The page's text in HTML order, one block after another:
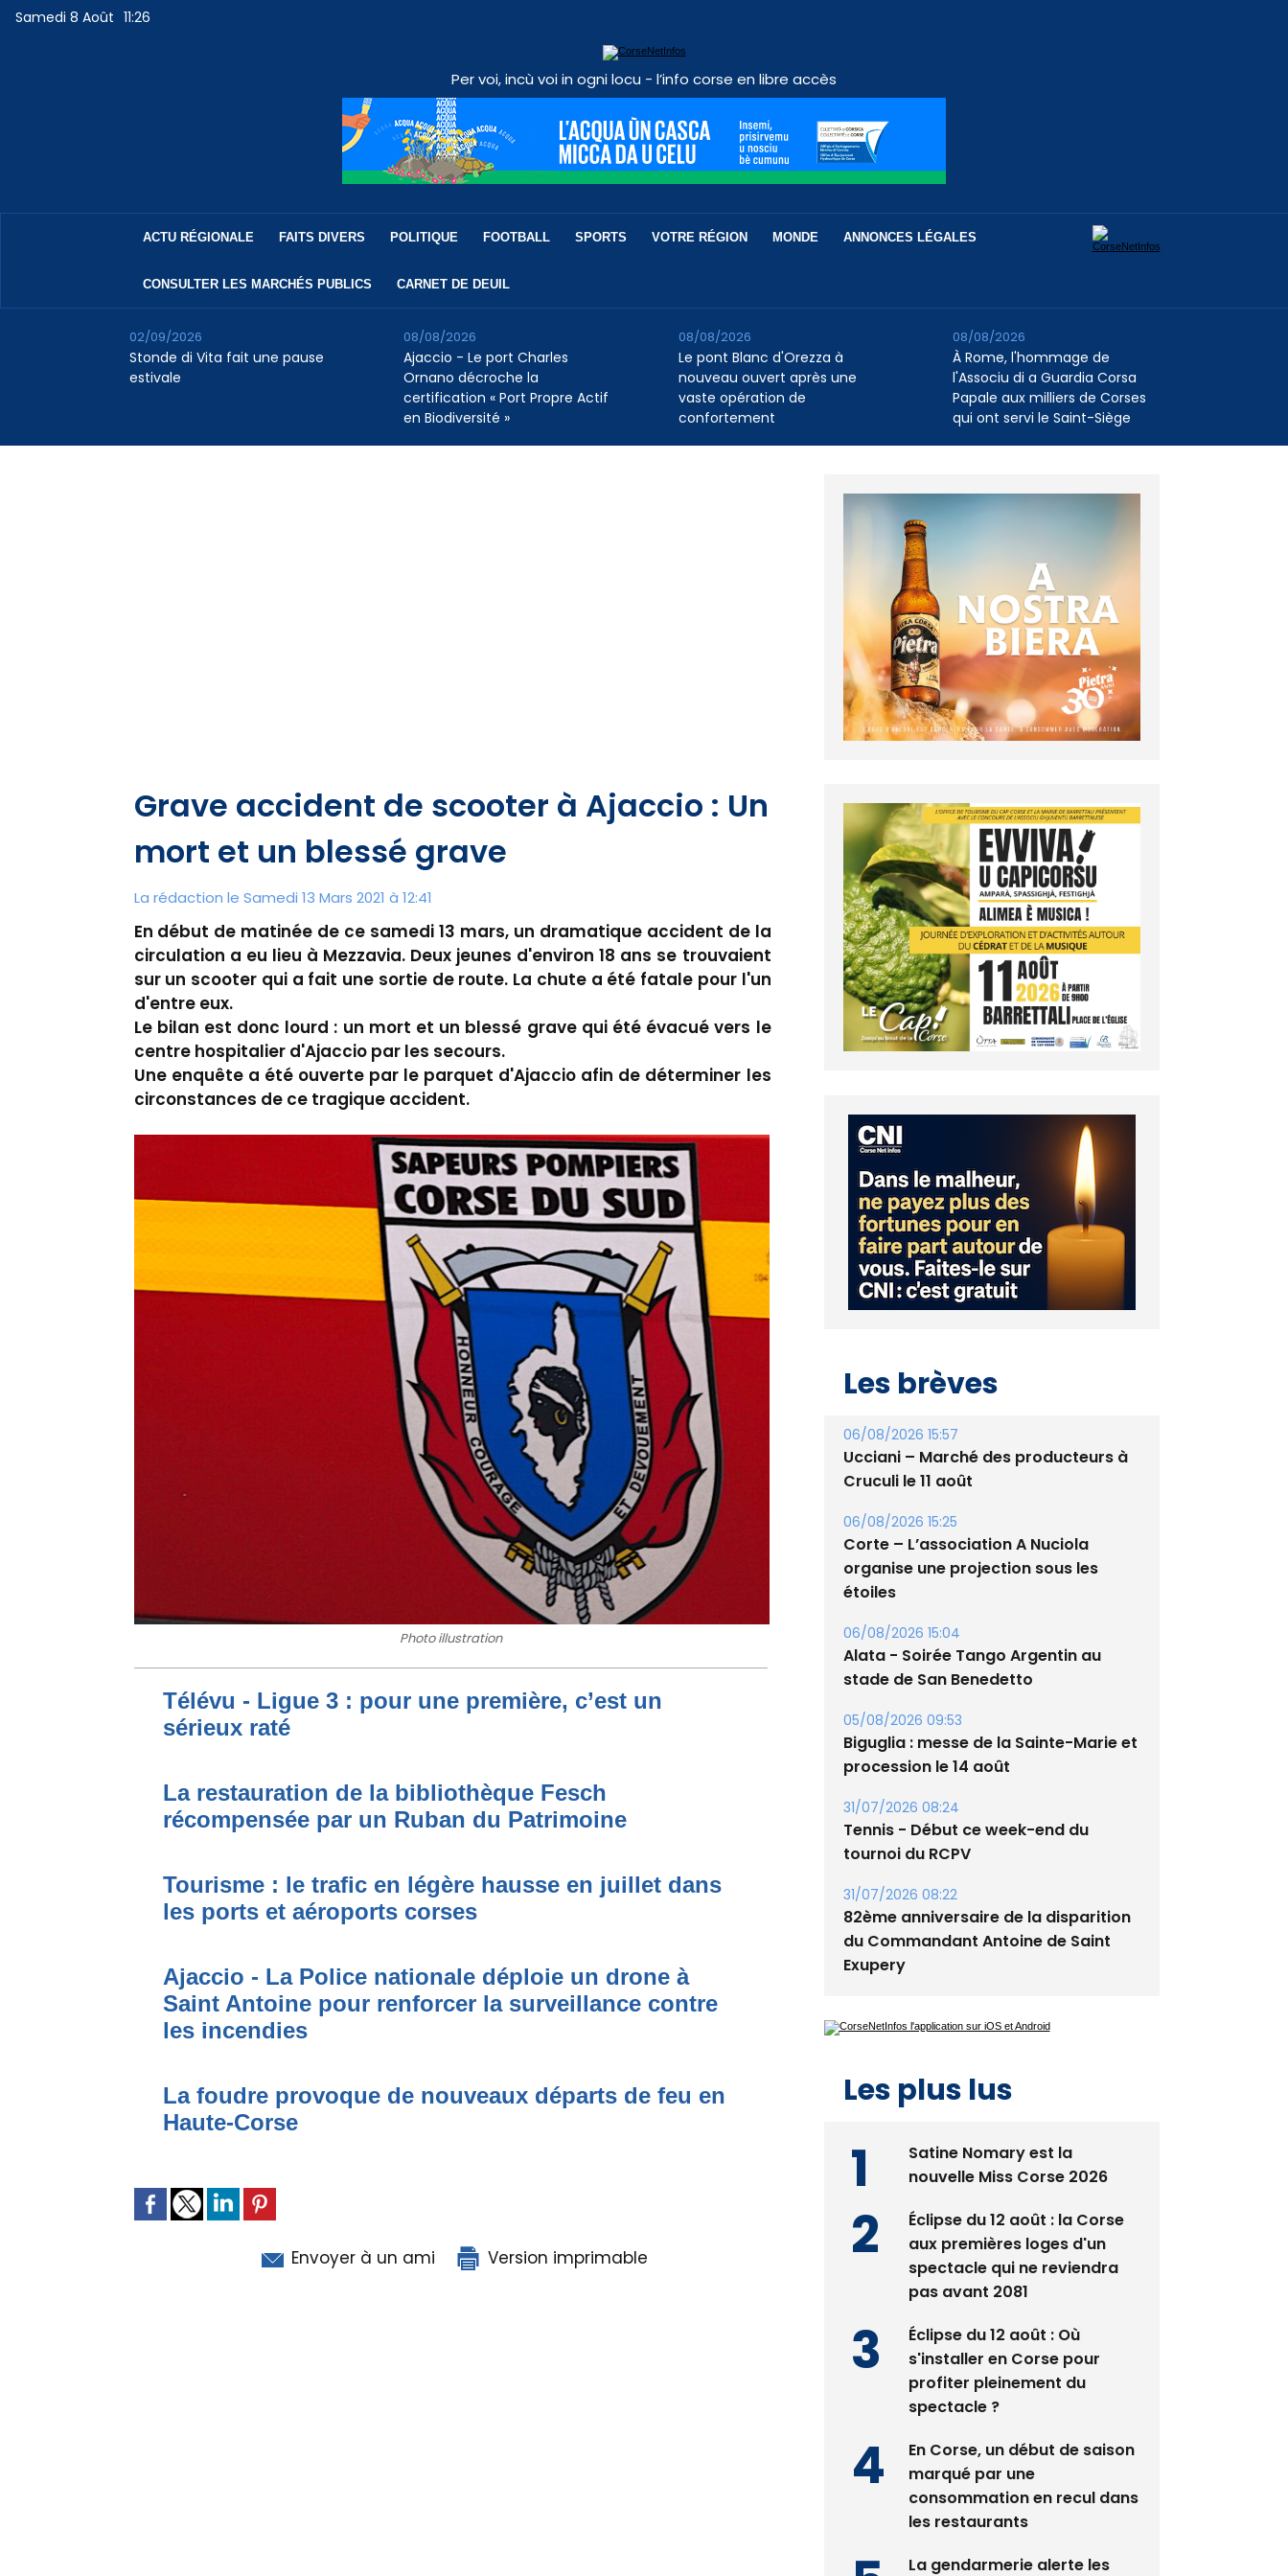
Samedi 8 Août 11:26
Per voi, incù voi in ogni locu - l’info corse en libre accès
ACTU RÉGIONALE FAITS DIVERS POLITIQUE FOOTBALL SPORTS VOTRE RÉGION MONDE ANNONCES LÉGALES
CONSULTER LES MARCHÉS PUBLICS CARNET DE DEUIL
Stonde di Vita fait une pause
estivale
02/09/2026
Ajaccio - Le port Charles
Ornano décroche la
certification « Port Propre Actif
en Biodiversité »
08/08/2026
Le pont Blanc d'Orezza à
nouveau ouvert après une
vaste opération de
confortement
08/08/2026
À Rome, l'hommage de
l'Associu di a Guardia Corsa
Papale aux milliers de Corses
qui ont servi le Saint-Siège
08/08/2026
Grave accident de scooter à Ajaccio : Un
mort et un blessé grave
La rédaction le Samedi 13 Mars 2021 à 12:41
En début de matinée de ce samedi 13 mars, un dramatique accident de la
circulation a eu lieu à Mezzavia. Deux jeunes d'environ 18 ans se trouvaient
sur un scooter qui a fait une sortie de route. La chute a été fatale pour l'un
d'entre eux.
Le bilan est donc lourd : un mort et un blessé grave qui été évacué vers le
centre hospitalier d'Ajaccio par les secours.
Une enquête a été ouverte par le parquet d'Ajaccio afin de déterminer les
circonstances de ce tragique accident.
Photo illustration
Télévu - Ligue 3 : pour une première, c’est un
sérieux raté
La restauration de la bibliothèque Fesch
récompensée par un Ruban du Patrimoine
Tourisme : le trafic en légère hausse en juillet dans
les ports et aéroports corses
Ajaccio - La Police nationale déploie un drone à
Saint Antoine pour renforcer la surveillance contre
les incendies
La foudre provoque de nouveaux départs de feu en
Haute-Corse
Envoyer à un ami Version imprimable
Les brèves
06/08/2026 15:57
Ucciani – Marché des producteurs à
Cruculi le 11 août
06/08/2026 15:25
Corte – L’association A Nuciola
organise une projection sous les
étoiles
06/08/2026 15:04
Alata - Soirée Tango Argentin au
stade de San Benedetto
05/08/2026 09:53
Biguglia : messe de la Sainte-Marie et
procession le 14 août
31/07/2026 08:24
Tennis - Début ce week-end du
tournoi du RCPV
31/07/2026 08:22
82ème anniversaire de la disparition
du Commandant Antoine de Saint
Exupery
Les plus lus
Satine Nomary est la
nouvelle Miss Corse 2026
Éclipse du 12 août : la Corse
aux premières loges d'un
spectacle qui ne reviendra
pas avant 2081
Éclipse du 12 août : Où
s'installer en Corse pour
profiter pleinement du
spectacle ?
En Corse, un début de saison
marqué par une
consommation en recul dans
les restaurants
La gendarmerie alerte les